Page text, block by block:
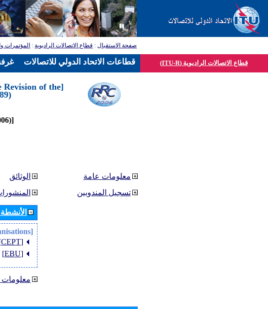
صفحة الاستقبال: قطاع الاتصالات الراديوية: المؤتمرات
قطاع الاتصالات الراديوية (ITU-R)
Revision of the
[(Geneva, Switzerland, 15 May-16 June 2006)]
الوثائق
[Regional Organisations]
[CEPT]
[EBU]
معلومات عامة
تسجيل المندوبين
قطاعات الاتحاد الدولي للاتصالات